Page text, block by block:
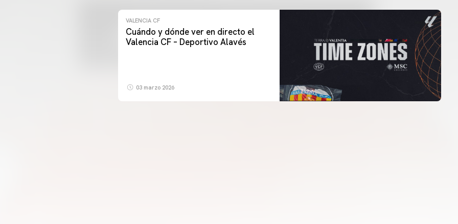
VALENCIA CF
Cuándo y dónde ver en directo el
Valencia CF – Deportivo Alavés
03 marzo 2026